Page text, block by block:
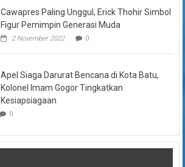
Cawapres Paling Unggul, Erick Thohir Simbol
Figur Pemimpin Generasi Muda
2 November 2022 0
Apel Siaga Darurat Bencana di Kota Batu,
Kolonel Imam Gogor Tingkatkan
Kesiapsiagaan
0